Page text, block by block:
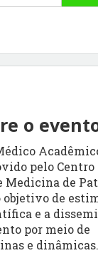
o
pelo Centro
Medicina de
objetivo de
e a
por meio de
e dinâmicas.